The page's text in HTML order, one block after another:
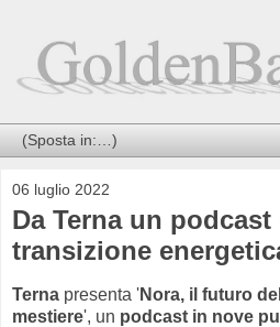
06 luglio 2022
Da Terna un
transizione
Terna presenta 'Nora, il futuro
mestiere', un podcast in nove